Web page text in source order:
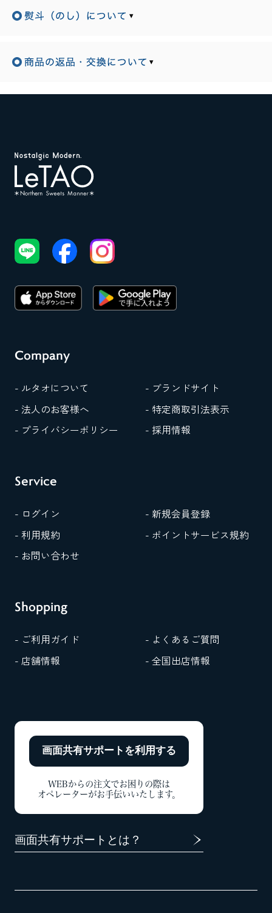
▾
▾
Company
- ルタオについて
- ブランドサイト
- 法人のお客様へ
- 特定商取引法表示
- プライバシーポリシー
- 採用情報
Service
- ログイン
- 新規会員登録
- 利用規約
- ポイントサービス規約
- お問い合わせ
Shopping
- ご利用ガイド
- よくあるご質問
- 店舗情報
- 全国出店情報
画面共有サポートを利用する
WEBからの注文でお困りの際は
オペレーターがお手伝いいたします。
画面共有サポートとは？